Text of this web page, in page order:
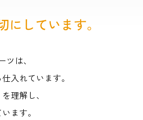
にしています。
は、
入れています。
を理解し、
ます。
月中旬〜10月
モンドが
た！
自然に落ちないため「シェイカ
殊な機械で木を揺らして収穫し